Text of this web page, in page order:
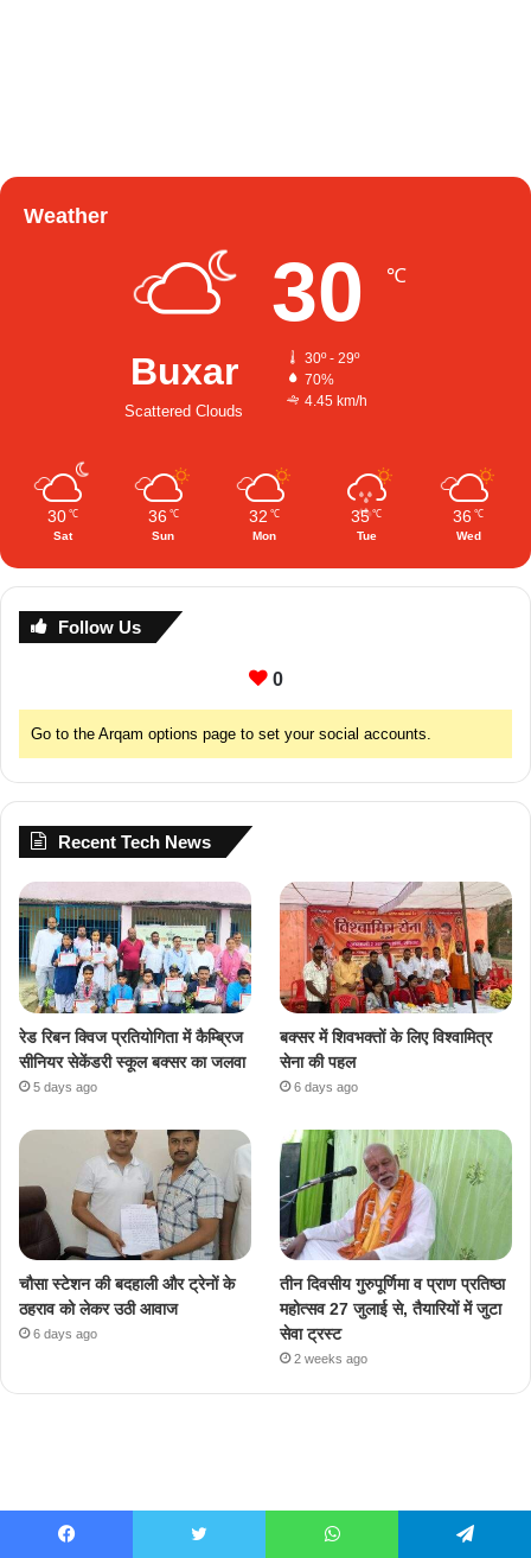
Weather
Buxar
Scattered Clouds
30 ℃
30º - 29º
70%
4.45 km/h
30 ℃
Sat
36 ℃
Sun
32 ℃
Mon
35 ℃
Tue
36 ℃
Wed
Follow Us
0
Go to the Arqam options page to set your social accounts.
Recent Tech News
रेड रिबन क्विज प्रतियोगिता में कैम्ब्रिज
सीनियर सेकेंडरी स्कूल बक्सर का जलवा
5 days ago
बक्सर में शिवभक्तों के लिए विश्वामित्र
सेना की पहल
6 days ago
चौसा स्टेशन की बदहाली और ट्रेनों के
ठहराव को लेकर उठी आवाज
6 days ago
तीन दिवसीय गुरुपूर्णिमा व प्राण प्रतिष्ठा
महोत्सव 27 जुलाई से, तैयारियों में जुटा
सेवा ट्रस्ट
2 weeks ago